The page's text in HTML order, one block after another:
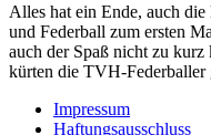
Alles hat ein Ende, auch
und Federball zum ersten
auch der Spaß nicht zu
kürten die TVH-Federballer
Impressum
Haftungsausschluss